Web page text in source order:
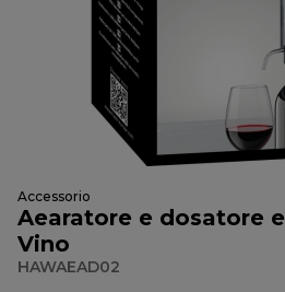
Accessorio
Aearatore e dosatore
Vino
HAWAEAD02